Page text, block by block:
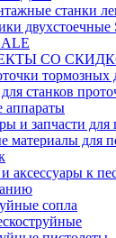
станки
двухстоечные
СО
тормозных
станков
аппараты
и запчасти
материалы для
аксессуары к
сопла